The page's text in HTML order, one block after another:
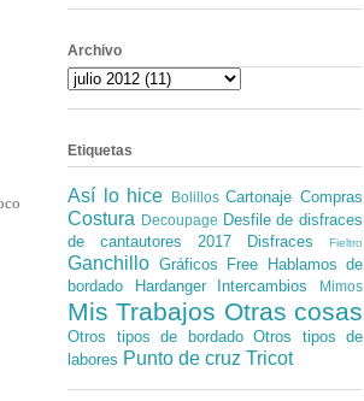
Archivo
Etiquetas
Así lo hice Bolillos Cartonaje Compras
Costura Decoupage Desfile de disfraces
de cantautores 2017
Disfraces Fieltro
Ganchillo Gráficos Free
Hablamos de
bordado
Hardanger Intercambios Mimos
Mis Trabajos Otras cosas
Otros tipos de bordado Otros tipos de
labores Punto de cruz Tricot